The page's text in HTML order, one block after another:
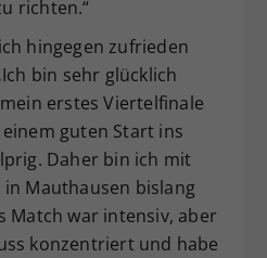
richten.“
hingegen zufrieden
bin sehr glücklich
erstes Viertelfinale
guten Start ins
Daher bin ich mit
Mauthausen bislang
Match war intensiv, aber
konzentriert und habe